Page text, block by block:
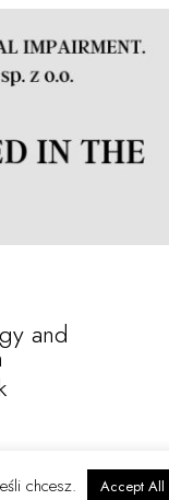
and
chcesz. Accept All